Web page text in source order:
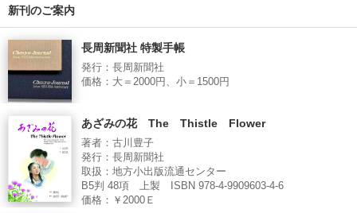
新刊のご案内
長周新聞社 特製手帳
発行：長周新聞社
価格：大＝2000円、小＝1500円
あざみの花 The Thistle Flower
著者：古川豊子
発行：長周新聞社
取扱：地方小出版流通センター
B5判 48項 上製 ISBN 978-4-9909603-4-6
価格：￥2000Ｅ